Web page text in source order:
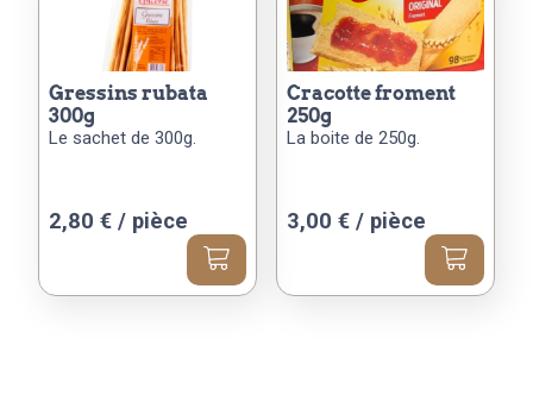
gressins rubata
300g
Le sachet de 300g.
2,80 € / pièce
cracotte froment
250g
La boite de 250g.
3,00 € / pièce